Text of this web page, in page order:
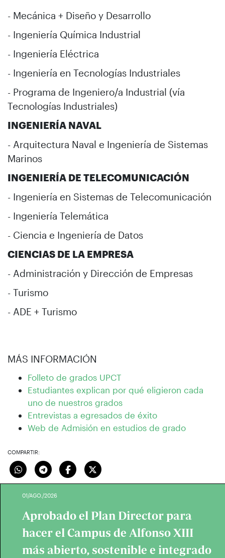
- Mecánica + Diseño y Desarrollo
- Ingeniería Química Industrial
- Ingeniería Eléctrica
- Ingeniería en Tecnologías Industriales
- Programa de Ingeniero/a Industrial (vía
Tecnologías Industriales)
INGENIERÍA NAVAL
- Arquitectura Naval e Ingeniería de Sistemas
Marinos
INGENIERÍA DE TELECOMUNICACIÓN
- Ingeniería en Sistemas de Telecomunicación
- Ingeniería Telemática
- Ciencia e Ingeniería de Datos
CIENCIAS DE LA EMPRESA
- Administración y Dirección de Empresas
- Turismo
- ADE + Turismo
MÁS INFORMACIÓN
Folleto de grados UPCT
Estudiantes explican por qué eligieron cada
uno de nuestros grados
Entrevistas a egresados de éxito
Web de Admisión en estudios de grado
COMPARTIR:
01/AGO./2026
Aprobado el Plan Director para
hacer el Campus de Alfonso XIII
más abierto, sostenible e integrado